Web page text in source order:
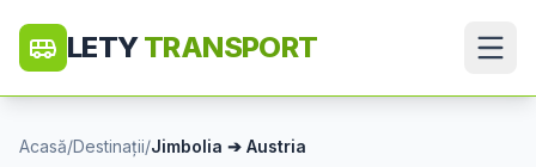
LETYTRANSPORT
Acasă/Destinații/Jimbolia ➔ Austria